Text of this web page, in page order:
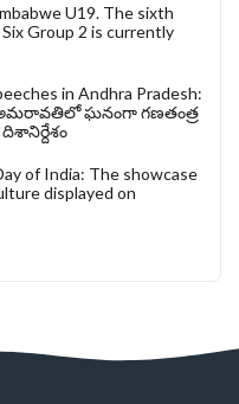
U19. The sixth
Group 2 is currently
in Andhra Pradesh:
అమరావతిలో ఘనంగా గణతంత్ర
of India: The showcase
displayed on